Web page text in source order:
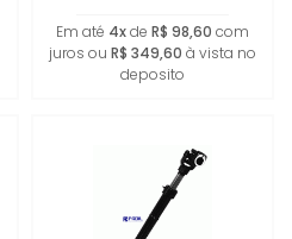
Em até 4xde R$ 98,60 com
juros ou R$ 349,60 à vista no
deposito